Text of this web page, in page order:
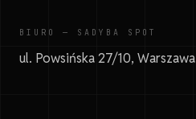
BIURO — SADYBA SPOT
ul. Powsińska 27/10, Warszawa